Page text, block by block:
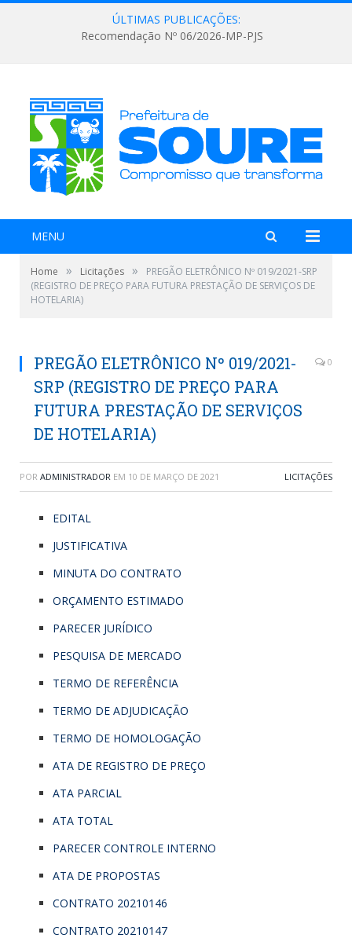
ÚLTIMAS PUBLICAÇÕES:
Recomendação Nº 06/2026-MP-PJS
MENU
Home » Licitações »
PREGÃO ELETRÔNICO Nº 019/2021-SRP
(REGISTRO DE PREÇO PARA FUTURA PRESTAÇÃO DE SERVIÇOS DE
HOTELARIA)
PREGÃO ELETRÔNICO Nº 019/2021-
SRP (REGISTRO DE PREÇO PARA
FUTURA PRESTAÇÃO DE SERVIÇOS
DE HOTELARIA)
0
POR ADMINISTRADOR EM 10 DE MARÇO DE 2021 LICITAÇÕES
EDITAL
JUSTIFICATIVA
MINUTA DO CONTRATO
ORÇAMENTO ESTIMADO
PARECER JURÍDICO
PESQUISA DE MERCADO
TERMO DE REFERÊNCIA
TERMO DE ADJUDICAÇÃO
TERMO DE HOMOLOGAÇÃO
ATA DE REGISTRO DE PREÇO
ATA PARCIAL
ATA TOTAL
PARECER CONTROLE INTERNO
ATA DE PROPOSTAS
CONTRATO 20210146
CONTRATO 20210147